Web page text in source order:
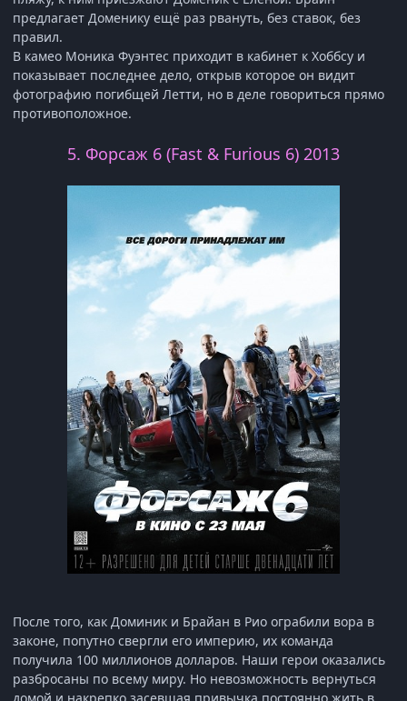
предлагает Доменику ещё раз рвануть, без ставок, без
правил.
В камео Моника Фуэнтес приходит в кабинет к Хоббсу и
показывает последнее дело, открыв которое он видит
фотографию погибщей Летти, но в деле говориться прямо
противоположное.
5. Форсаж 6 (Fast & Furious 6) 2013
После того, как Доминик и Брайан в Рио ограбили вора в
законе, попутно свергли его империю, их команда
получила 100 миллионов долларов. Наши герои оказались
разбросаны по всему миру. Но невозможность вернуться
домой и накрепко засевшая привычка постоянно жить в